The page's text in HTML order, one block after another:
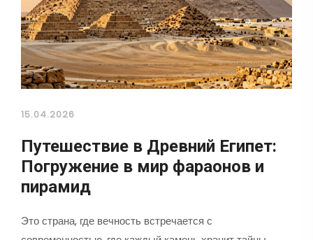
15.04.2026
Путешествие в Древний Египет:
Погружение в мир фараонов и
пирамид
Это страна, где вечность встречается с